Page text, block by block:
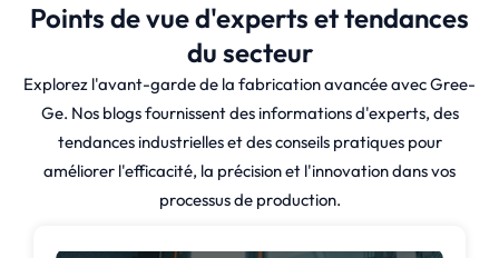
Points de vue d'experts et tendances
du secteur
Explorez l'avant-garde de la fabrication avancée avec Gree-
Ge. Nos blogs fournissent des informations d'experts, des
tendances industrielles et des conseils pratiques pour
améliorer l'efficacité, la précision et l'innovation dans vos
processus de production.